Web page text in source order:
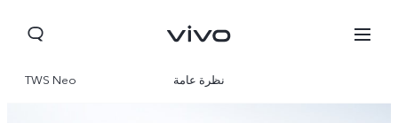
TWS Neo نظرة عامة